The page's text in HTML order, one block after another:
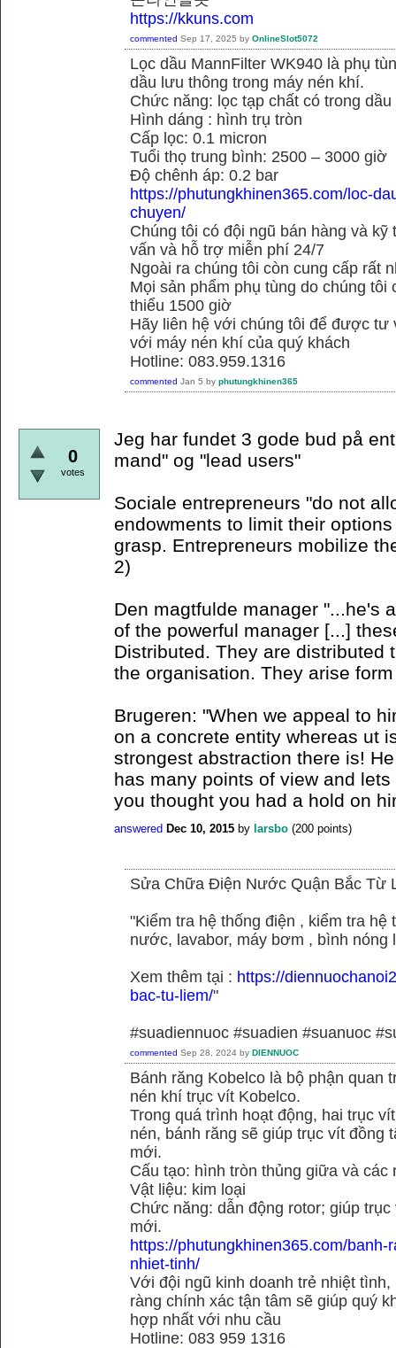
https://kkuns.com
commented Sep 17, 2025 by OnlineSlot5072
Lọc dầu MannFilter WK940 là phụ
dầu lưu thông trong máy nén khí.
Chức năng: lọc tạp chất có trong dầu
Hình dáng : hình trụ tròn
Cấp lọc: 0.1 micron
Tuổi thọ trung bình: 2500 – 3000 giờ
Độ chênh áp: 0.2 bar
https://phutungkhinen365.com/loc-
chuyen/
Chúng tôi có đội ngũ bán hàng và
vấn và hỗ trợ miễn phí 24/7
Ngoài ra chúng tôi còn cung cấp rất
Mọi sản phẩm phụ tùng do chúng
thiểu 1500 giờ
Hãy liên hệ với chúng tôi để được tư
với máy nén khí của quý khách
Hotline: 083.959.1316
commented Jan 5 by phutungkhinen365
0
votes
Jeg har fundet 3 gode bud på
mand" og "lead users"
Sociale entrepreneurs "do not
endowments to limit their
grasp. Entrepreneurs mobilize
2)
Den magtfulde manager "...he's
of the powerful manager [...]
Distributed. They are distributed
the organisation. They arise
Brugeren: "When we appeal to
on a concrete entity whereas ut
strongest abstraction there is!
has many points of view and
you thought you had a hold on
answered Dec 10, 2015 by larsbo (200 points)
Sửa Chữa Điện Nước Quận Bắc Từ
"Kiểm tra hệ thống điện , kiểm tra
nước, lavabor, máy bơm , bình nóng
Xem thêm tại : https://
bac-tu-liem/"
#suadiennuoc #suadien #suanuoc
commented Sep 28, 2024 by DIENNUOC
Bánh răng Kobelco là bộ phận quan
nén khí trục vít Kobelco.
Trong quá trình hoạt động, hai trục
nén, bánh răng sẽ giúp trục vít đồng
mới.
Cấu tạo: hình tròn thủng giữa và các
Vật liệu: kim loại
Chức năng: dẫn động rotor; giúp
mới.
https://phutungkhinen365.com/
nhiet-tinh/
Với đội ngũ kinh doanh trẻ nhiệt
ràng chính xác tận tâm sẽ giúp quý
hợp nhất với nhu cầu
Hotline: 083 959 1316